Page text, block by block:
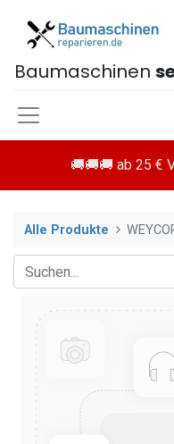
Baumaschinen
🚚🚚🚚 ab 25 €
Alle Produkte